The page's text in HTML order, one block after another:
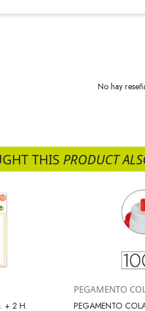
No hay
THIS PRODUCT
+ 2 H.
PEGAMENTO
PEGAMENTO